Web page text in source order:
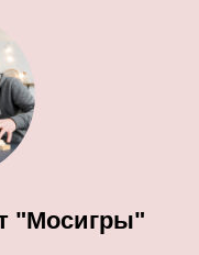
"Мосигры"